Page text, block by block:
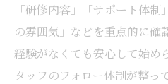
「研修内容」「サポート体
の雰囲気」などを重点的に確
経験がなくても安心して始め
タッフのフォロー体制が整っ